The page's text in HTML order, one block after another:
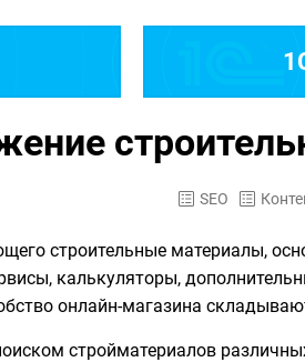
SEO
строительные материалы,
калькуляторы,
онлайн-магазина
стройматериалов